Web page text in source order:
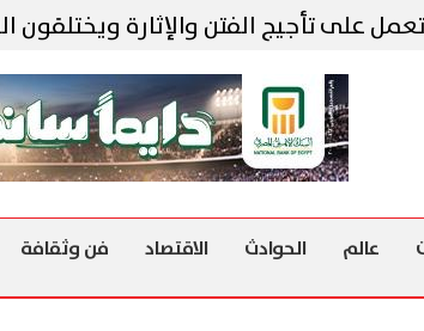
الفتن والإثارة ويختلقون الشائعات
عالم الحوادث الاقتصاد فن وثقافة